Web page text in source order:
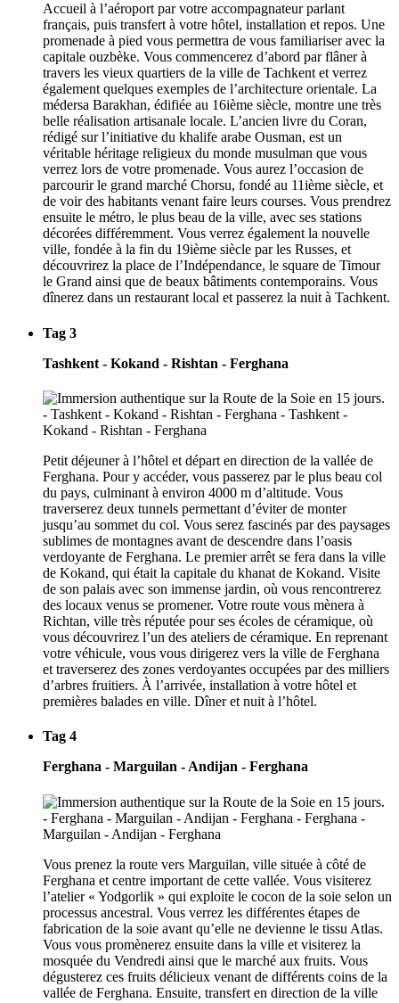
Accueil à l’aéroport par votre accompagnateur parlant
français, puis transfert à votre hôtel, installation et repos. Une
promenade à pied vous permettra de vous familiariser avec la
capitale ouzbèke. Vous commencerez d’abord par flâner à
travers les vieux quartiers de la ville de Tachkent et verrez
également quelques exemples de l’architecture orientale. La
médersa Barakhan, édifiée au 16ième siècle, montre une très
belle réalisation artisanale locale. L’ancien livre du Coran,
rédigé sur l’initiative du khalife arabe Ousman, est un
véritable héritage religieux du monde musulman que vous
verrez lors de votre promenade. Vous aurez l’occasion de
parcourir le grand marché Chorsu, fondé au 11ième siècle, et
de voir des habitants venant faire leurs courses. Vous prendrez
ensuite le métro, le plus beau de la ville, avec ses stations
décorées différemment. Vous verrez également la nouvelle
ville, fondée à la fin du 19ième siècle par les Russes, et
découvrirez la place de l’Indépendance, le square de Timour
le Grand ainsi que de beaux bâtiments contemporains. Vous
dînerez dans un restaurant local et passerez la nuit à Tachkent.
Tag 3
Tashkent - Kokand - Rishtan - Ferghana
Petit déjeuner à l’hôtel et départ en direction de la vallée de
Ferghana. Pour y accéder, vous passerez par le plus beau col
du pays, culminant à environ 4000 m d’altitude. Vous
traverserez deux tunnels permettant d’éviter de monter
jusqu’au sommet du col. Vous serez fascinés par des paysages
sublimes de montagnes avant de descendre dans l’oasis
verdoyante de Ferghana. Le premier arrêt se fera dans la ville
de Kokand, qui était la capitale du khanat de Kokand. Visite
de son palais avec son immense jardin, où vous rencontrerez
des locaux venus se promener. Votre route vous mènera à
Richtan, ville très réputée pour ses écoles de céramique, où
vous découvrirez l’un des ateliers de céramique. En reprenant
votre véhicule, vous vous dirigerez vers la ville de Ferghana
et traverserez des zones verdoyantes occupées par des milliers
d’arbres fruitiers. À l’arrivée, installation à votre hôtel et
premières balades en ville. Dîner et nuit à l’hôtel.
Tag 4
Ferghana - Marguilan - Andijan - Ferghana
Vous prenez la route vers Marguilan, ville située à côté de
Ferghana et centre important de cette vallée. Vous visiterez
l’atelier « Yodgorlik » qui exploite le cocon de la soie selon un
processus ancestral. Vous verrez les différentes étapes de
fabrication de la soie avant qu’elle ne devienne le tissu Atlas.
Vous vous promènerez ensuite dans la ville et visiterez la
mosquée du Vendredi ainsi que le marché aux fruits. Vous
dégusterez ces fruits délicieux venant de différents coins de la
vallée de Ferghana. Ensuite, transfert en direction de la ville